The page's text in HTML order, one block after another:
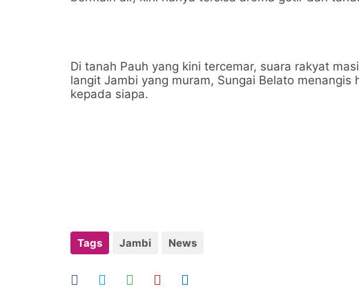
Di tanah Pauh yang kini tercemar, suara rakyat
langit Jambi yang muram, Sungai Belato
kepada siapa.
Tags Jambi News